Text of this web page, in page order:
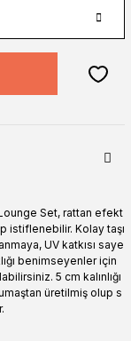
Set, rattan efekt
istiflenebilir. Kolay taşı
UV katkısı saye
benimseyenler için
5 cm kalınlığı
üretilmiş olup s